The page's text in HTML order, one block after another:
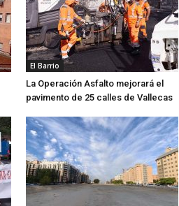
El Barrio
La Operación Asfalto mejorará el
pavimento de 25 calles de Vallecas